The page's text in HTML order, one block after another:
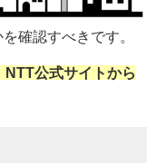
確認すべきです。
公式サイトから